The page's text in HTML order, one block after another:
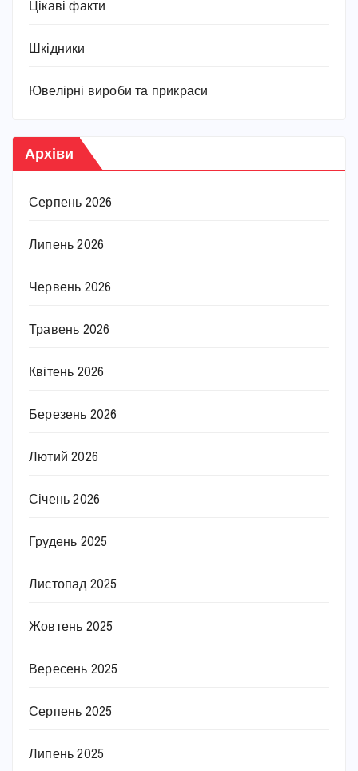
Цікаві факти
Шкідники
Ювелірні вироби та прикраси
Архіви
Серпень 2026
Липень 2026
Червень 2026
Травень 2026
Квітень 2026
Березень 2026
Лютий 2026
Січень 2026
Грудень 2025
Листопад 2025
Жовтень 2025
Вересень 2025
Серпень 2025
Липень 2025